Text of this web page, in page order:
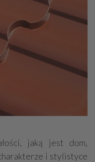
jaką jest dom,
i stylistyce